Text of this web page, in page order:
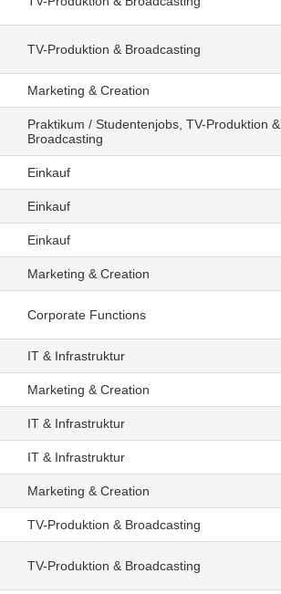
TV-Produktion & Broadcasting
Marketing & Creation
Praktikum / Studentenjobs, TV-Produktion &
Broadcasting
Einkauf
Einkauf
Einkauf
Marketing & Creation
Corporate Functions
IT & Infrastruktur
Marketing & Creation
IT & Infrastruktur
IT & Infrastruktur
Marketing & Creation
TV-Produktion & Broadcasting
TV-Produktion & Broadcasting